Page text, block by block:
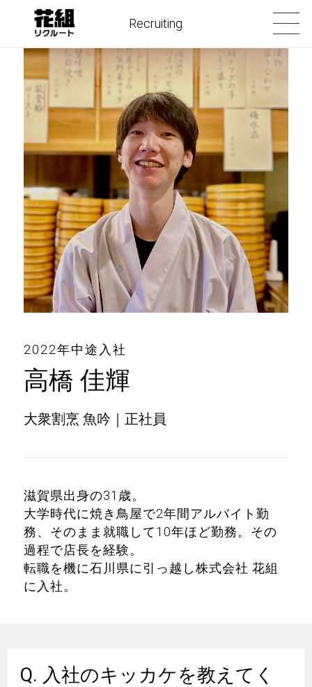
Recruiting
2022年中途入社
高橋 佳輝
大衆割烹 魚吟｜正社員
滋賀県出身の31歳。
大学時代に焼き鳥屋で2年間アルバイト勤
務、そのまま就職して10年ほど勤務。その
過程で店長を経験。
転職を機に石川県に引っ越し株式会社 花組
に入社。
Q. 入社のキッカケを教えてく